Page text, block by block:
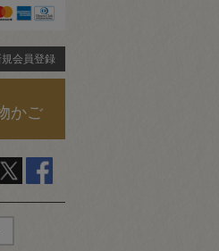
規会員登録
かご